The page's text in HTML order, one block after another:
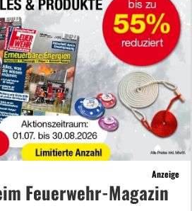
Anzeige
Feuerwehr-Magazin